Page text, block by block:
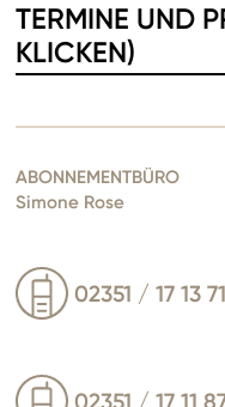
TERMINE UND
KLICKEN)
ABONNEMENTBÜRO
Simone Rose
02351 / 17 13 71
02351 / 17 11